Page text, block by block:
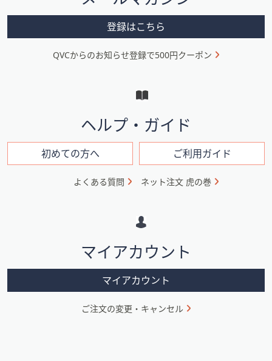
メ
ニ
ン
ン
登録はこちら
QVCからのお知らせ登録で500円クーポン
ヘルプ・ガイド
初めての方へ ご利用ガイド
よくある質問 ネット注文 虎の巻
マイアカウント
マイアカウント
ご注文の変更・キャンセル